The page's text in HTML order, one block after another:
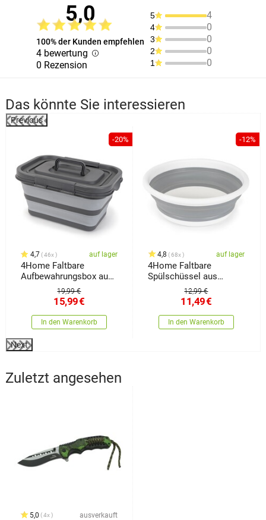
5,0
100% der Kunden empfehlen
4 bewertung
0 Rezension
5 4
4 0
3 0
2 0
1 0
Das könnte Sie interessieren
Previous
-20%
4,7 46x auf lager
4Home Faltbare
Aufbewahrungsbox aus
Silikon mit Deckel
19,99 €
15,99€
In den Warenkorb
-12%
4,8 68x auf lager
4Home Faltbare
Spülschüssel aus
Silikon Clean
12,99 €
11,49€
In den Warenkorb
Next
Zuletzt angesehen
5,0 4x ausverkauft